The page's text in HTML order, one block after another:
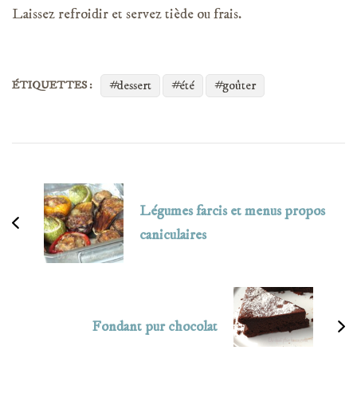
Laissez refroidir et servez tiède ou frais.
ÉTIQUETTES : dessert été goûter
d'article
Légumes farcis et menus propos
caniculaires
Fondant pur chocolat